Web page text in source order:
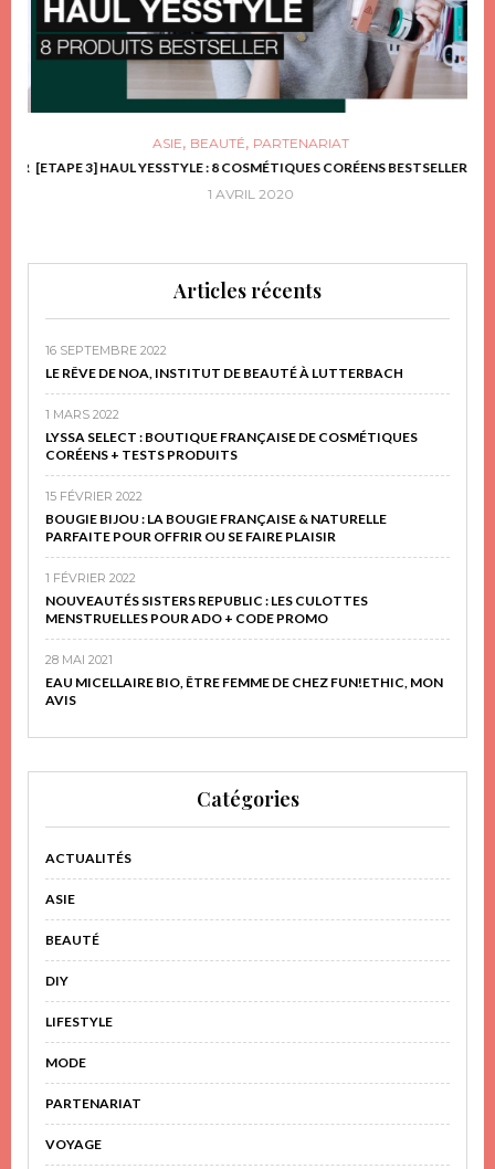
ASIE, BEAUTÉ, PARTENARIAT
[ETAPE 3] HAUL YESSTYLE : 8 COSMÉTIQUES CORÉENS BESTSELLER
1 AVRIL 2020
Articles récents
16 SEPTEMBRE 2022
LE RÊVE DE NOA, INSTITUT DE BEAUTÉ À LUTTERBACH
1 MARS 2022
LYSSA SELECT : BOUTIQUE FRANÇAISE DE COSMÉTIQUES
CORÉENS + TESTS PRODUITS
15 FÉVRIER 2022
BOUGIE BIJOU : LA BOUGIE FRANÇAISE & NATURELLE
PARFAITE POUR OFFRIR OU SE FAIRE PLAISIR
1 FÉVRIER 2022
NOUVEAUTÉS SISTERS REPUBLIC : LES CULOTTES
MENSTRUELLES POUR ADO + CODE PROMO
28 MAI 2021
EAU MICELLAIRE BIO, ÊTRE FEMME DE CHEZ FUN!ETHIC, MON
AVIS
Catégories
ACTUALITÉS
ASIE
BEAUTÉ
DIY
LIFESTYLE
MODE
PARTENARIAT
VOYAGE